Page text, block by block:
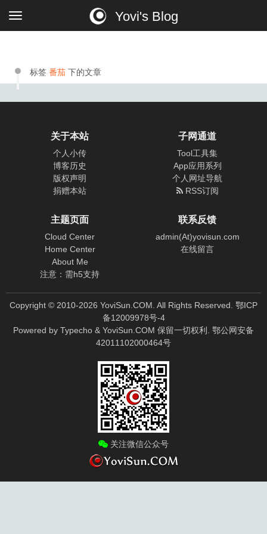
Yovi's Blog
标签 番茄 下的文章
关于本站
个人小传
博客历史
版权声明
捐赠本站
子网通道
Tool工具集
App应用系列
个人网址导航
RSS订阅
主题页面
Cloud Center
Home Center
About Me
注意：需h5支持
联系反馈
admin(At)yovisun.com
在线留言
Copyright © 2010-2026 YoviSun.COM. All Rights Reserved. 鄂ICP
备12009978号-4
Powered by Typecho & YoviSun.COM 保留一切权利. 鄂公网安备
42011102000464号
关注微信公众号